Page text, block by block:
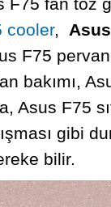
cooler,
F75
bakımı,
Asus F75
gibi
bilir.